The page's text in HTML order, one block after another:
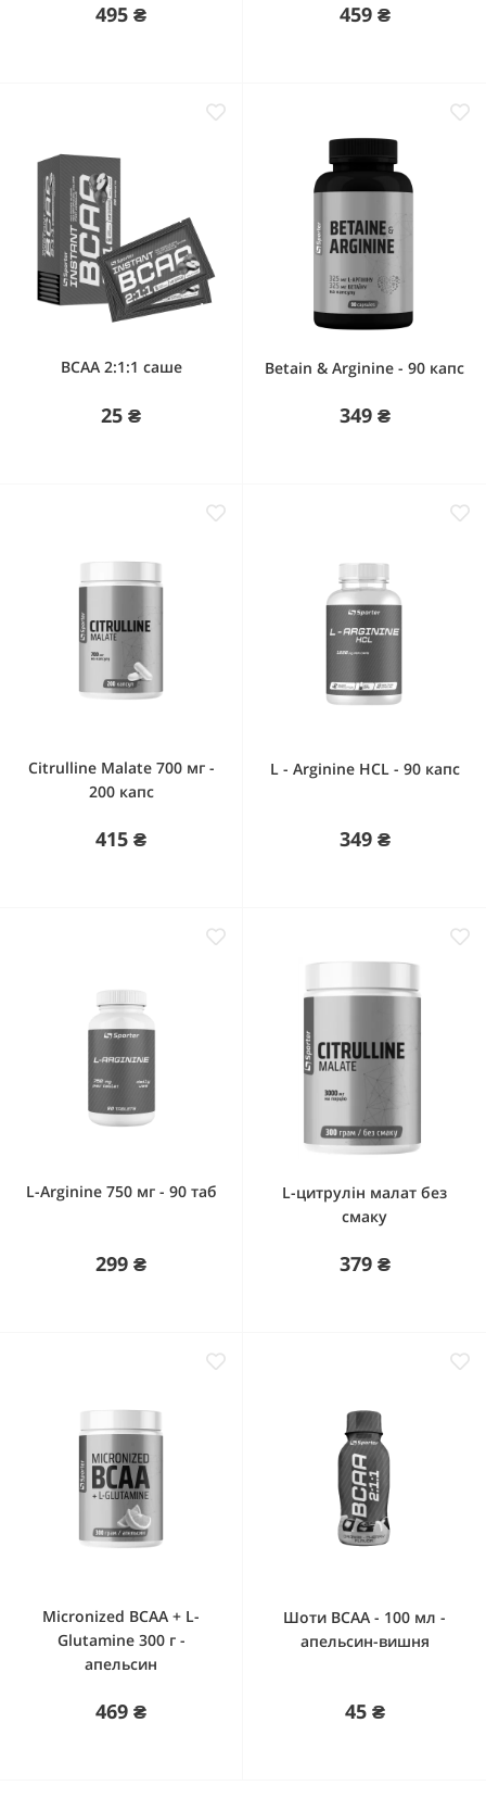
495 ₴ 459 ₴
BCAA 2:1:1 саше
25 ₴
Betain & Arginine - 90 капс
349 ₴
Citrulline Malate 700 мг -
200 капс
415 ₴
L - Arginine HCL - 90 капс
349 ₴
L-Arginine 750 мг - 90 таб
299 ₴
L-цитрулін малат без
смаку
379 ₴
Micronized BCAA + L-
Glutamine 300 г -
апельсин
469 ₴
Шоти BCAA - 100 мл -
апельсин-вишня
45 ₴